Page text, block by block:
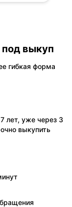
выкуп
гибкая форма
лет, уже через 3
выкупить